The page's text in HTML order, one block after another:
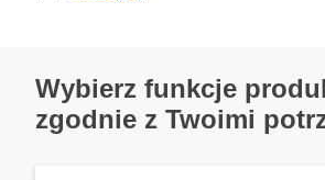
Wybierz funkcje
zgodnie z Twoimi